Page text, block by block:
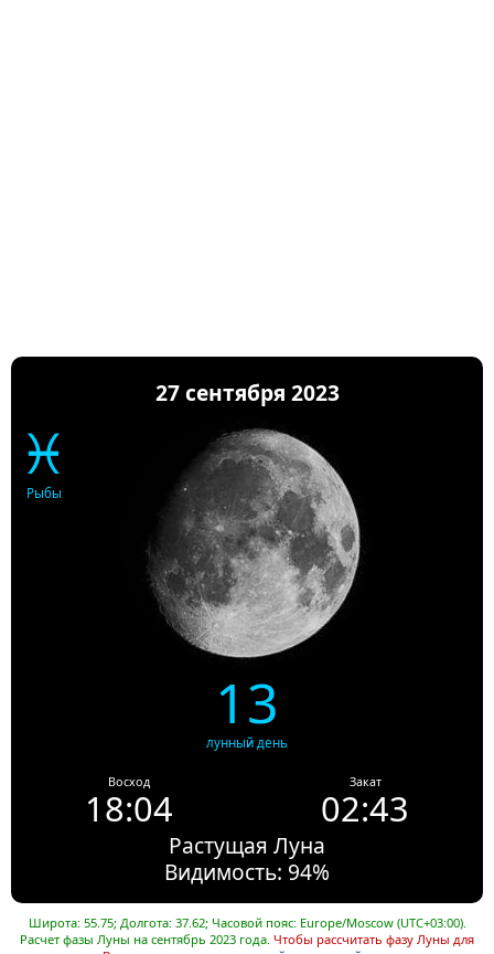
27 сентября 2023
♓
Рыбы
13
лунный день
Восход
18:04
Закат
02:43
Растущая Луна
Видимость: 94%
Широта: 55.75; Долгота: 37.62; Часовой пояс: Europe/Moscow (UTC+03:00).
Расчет фазы Луны на сентябрь 2023 года. Чтобы рассчитать фазу Луны для